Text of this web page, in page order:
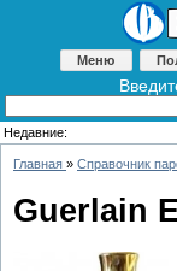
Меню
Недавние:
Главная » Справочник
Guerlain